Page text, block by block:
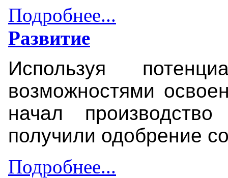
Подробнее...
Развитие
Используя
возможностями
начал
получили одобрение
Подробнее...